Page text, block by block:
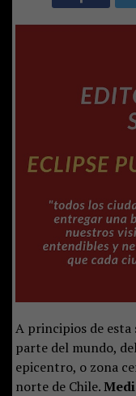
A principios de esta
parte del mundo,
epicentro, o zona
norte de Chile.